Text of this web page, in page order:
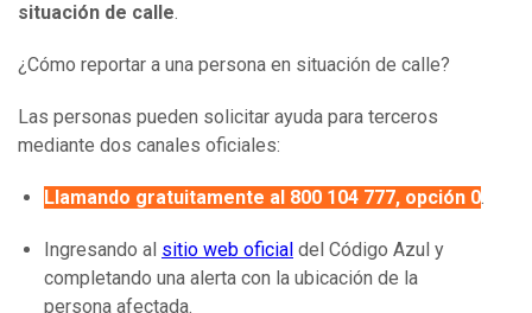
situación de calle.
¿Cómo reportar a una persona en situación de calle?
Las personas pueden solicitar ayuda para terceros
mediante dos canales oficiales:
Llamando gratuitamente al 800 104 777, opción 0.
Ingresando al sitio web oficial del Código Azul y
completando una alerta con la ubicación de la
persona afectada.